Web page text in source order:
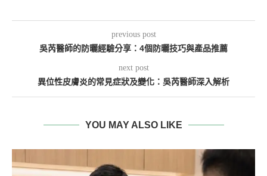
previous post
吳芮醫師的防曬經驗分享：4個防曬技巧與產品推薦
next post
異位性皮膚炎的常見症狀及變化：吳芮醫師深入解析
YOU MAY ALSO LIKE